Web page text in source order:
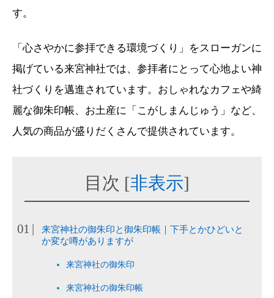
す。
「心さやかに参拝できる環境づくり」をスローガンに
掲げている来宮神社では、参拝者にとって心地よい神
社づくりを邁進されています。おしゃれなカフェや綺
麗な御朱印帳、お土産に「こがしまんじゅう」など、
人気の商品が盛りだくさんで提供されています。
目次 [非表示]
来宮神社の御朱印と御朱印帳｜下手とかひどいと
か変な噂がありますが
来宮神社の御朱印
来宮神社の御朱印帳